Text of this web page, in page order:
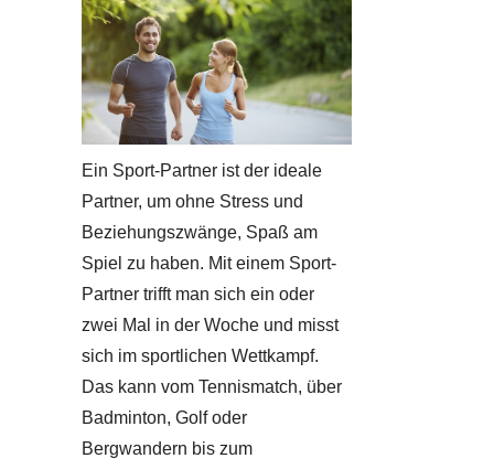
Ein Sport-Partner ist der ideale
Partner, um ohne Stress und
Beziehungszwänge, Spaß am
Spiel zu haben. Mit einem Sport-
Partner trifft man sich ein oder
zwei Mal in der Woche und misst
sich im sportlichen Wettkampf.
Das kann vom Tennismatch, über
Badminton, Golf oder
Bergwandern bis zum